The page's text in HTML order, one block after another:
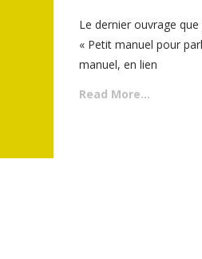
Le dernier ouvrage
« Petit manuel pour
manuel, en lien
Read More…